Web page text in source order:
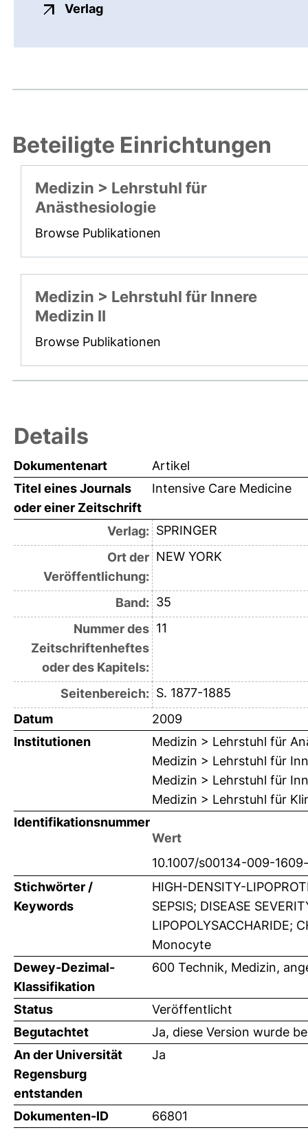
Verlagexterner Link, öffnet neues
Beteiligte Einrichtungen
Medizin > Lehrstuhl für
Anästhesiologie
Browse Publikationen
Medizin > Lehrstuhl für Innere
Medizin II
Browse Publikationen
Details
Dokumentenart
Artikel
Titel eines Journals
oder einer Zeitschrift
Intensive Care Medicine
Verlag: SPRINGER
Ort der
Veröffentlichung:
NEW YORK
Band: 35
Nummer des
Zeitschriftenheftes
oder des Kapitels:
11
Seitenbereich: S. 1877-1885
Datum
2009
Institutionen
Medizin > Lehrstuhl für
Medizin > Lehrstuhl für
Medizin > Lehrstuhl für
Medizin > Lehrstuhl für
Identifikationsnummer
Wert
10.1007/s00134-009-
Stichwörter /
Keywords
HIGH-DENSITY-
SEPSIS; DISEASE
LIPOPOLYSACCHARIDE;
Monocyte
Dewey-Dezimal-
Klassifikation
600 Technik, Medizin,
Status
Veröffentlicht
Begutachtet
Ja, diese Version wurde
An der Universität
Regensburg
entstanden
Ja
Dokumenten-ID 66801